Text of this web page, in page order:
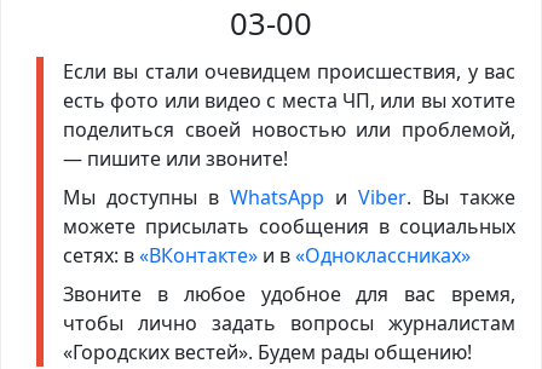
03-00
Если вы стали очевидцем происшествия, у вас
есть фото или видео с места ЧП, или вы хотите
поделиться своей новостью или проблемой,
— пишите или звоните!
Мы доступны в WhatsApp иViber. Вы также
можете присылать сообщения в социальных
сетях: в«ВКонтакте»и в«Одноклассниках»
Звоните в любое удобное для вас время,
чтобы лично задать вопросы журналистам
«Городских вестей». Будем рады общению!